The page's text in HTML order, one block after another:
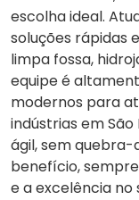
escolha ideal.
soluções rápidas
limpa fossa,
equipe é
modernos para
indústrias em
ágil, sem
benefício,
e a excelência no